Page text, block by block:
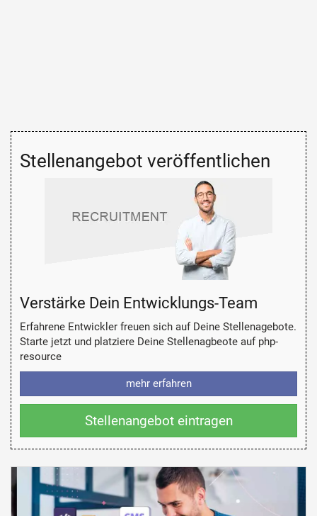
Stellenangebot veröffentlichen
Verstärke Dein Entwicklungs-Team
Erfahrene Entwickler freuen sich auf Deine Stellenagebote.
Starte jetzt und platziere Deine Stellenagbeote auf php-
resource
mehr erfahren
Stellenangebot eintragen